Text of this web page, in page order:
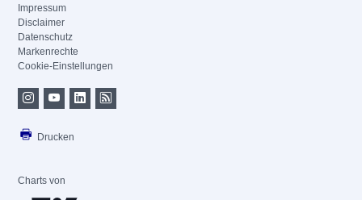
Impressum
Disclaimer
Datenschutz
Markenrechte
Cookie-Einstellungen
Drucken
Charts von